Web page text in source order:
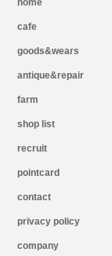
home
cafe
goods&wears
antique&repair
farm
shop list
recruit
pointcard
contact
privacy policy
company